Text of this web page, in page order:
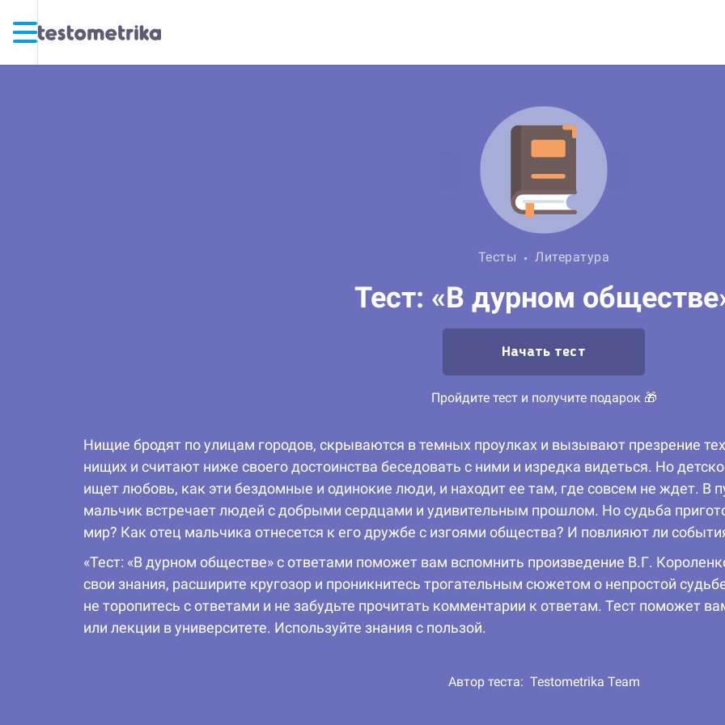
Тесты Литература
Тест: «В дурном
Начать тест
Пройдите тест и получите подарок 🎁
Нищие бродят по улицам городов, скрываются в темных проулках и вызывают презрение
нищих и считают ниже своего достоинства беседовать с ними и изредка видеться. Но
ищет любовь, как эти бездомные и одинокие люди, и находит ее там, где совсем не ждет. В
мальчик встречает людей с добрыми сердцами и удивительным прошлом. Но судьба
мир? Как отец мальчика отнесется к его дружбе с изгоями общества? И повлияют ли
«Тест: «В дурном обществе» с ответами поможет вам вспомнить произведение В.Г.
свои знания, расширите кругозор и проникнитесь трогательным сюжетом о непростой
не торопитесь с ответами и не забудьте прочитать комментарии к ответам. Тест поможет
или лекции в университете. Используйте знания с пользой.
Автор теста: Testometrika Team